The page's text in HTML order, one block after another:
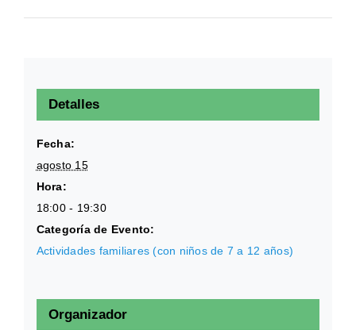
Detalles
Fecha:
agosto 15
Hora:
18:00 - 19:30
Categoría de Evento:
Actividades familiares (con niños de 7 a 12 años)
Organizador